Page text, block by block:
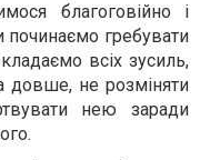
благоговійно і
починаємо гребувати
всіх зусиль,
довше, не розміняти
нею заради